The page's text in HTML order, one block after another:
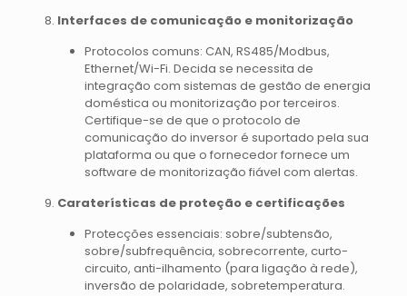
Interfaces de comunicação e monitorização
Protocolos comuns: CAN, RS485/Modbus,
Ethernet/Wi-Fi. Decida se necessita de
integração com sistemas de gestão de energia
doméstica ou monitorização por terceiros.
Certifique-se de que o protocolo de
comunicação do inversor é suportado pela sua
plataforma ou que o fornecedor fornece um
software de monitorização fiável com alertas.
Caraterísticas de proteção e certificações
Protecções essenciais: sobre/subtensão,
sobre/subfrequência, sobrecorrente, curto-
circuito, anti-ilhamento (para ligação à rede),
inversão de polaridade, sobretemperatura.